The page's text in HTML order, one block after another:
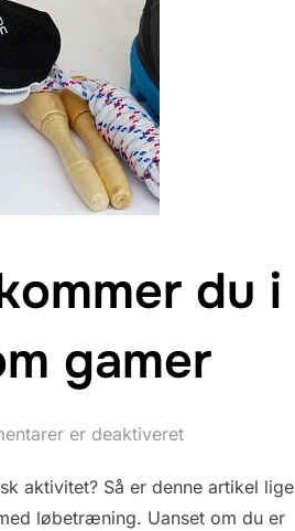
du i
gamer
er deaktiveret
aktivitet? Så er denne artikel lige
løbetræning. Uanset om du er